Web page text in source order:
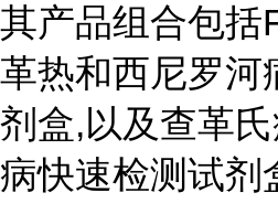
其产品组合包括
革热和西尼罗河
剂盒,以及查革
病快速检测试剂